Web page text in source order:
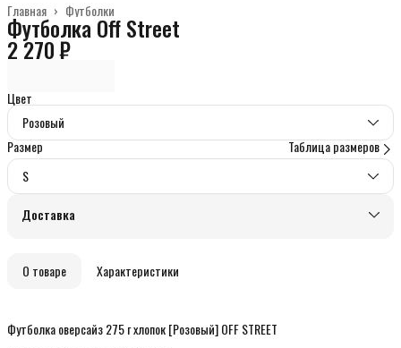
Футболки
Главная ›
Футболка Off Street
2 270 ₽
Цвет
Розовый
Размер
Таблица размеров
S
Доставка
О товаре Характеристики
Футболка оверсайз 275 г хлопок [Розовый] OFF STREET